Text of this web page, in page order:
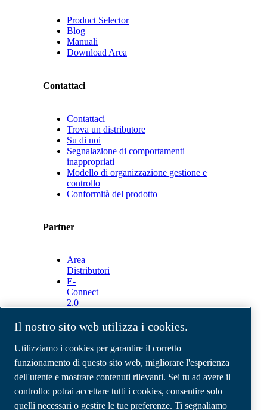
Product Selector
Blog
Manuali
Download Area
Contattaci
Contattaci
Trova un distributore
Su di noi
Segnalazione di comportamenti
inappropriati
Modello di organizzazione gestione e
controllo
Conformità del prodotto
Partner
Area
Distributori
E-
Connect
2.0
Portal
Media
Gallery
©2026 Compressori d'aria ABAC
Note legali e privacy
Modulo resi
Il nostro sito web utilizza i cookies.
Utilizziamo i cookies per garantire il corretto
funzionamento di questo sito web, migliorare l'esperienza
dell'utente e mostrare contenuti rilevanti. Sei tu ad avere il
controllo: potrai accettare tutti i cookies, consentire solo
quelli necessari o gestire le tue preferenze. Ti segnaliamo